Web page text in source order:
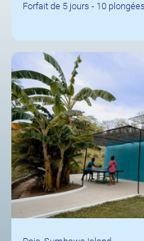
Forfait de 5 jours - 10